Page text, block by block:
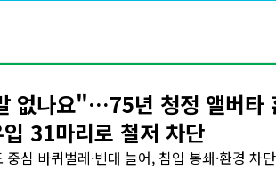
없나요"…75년 청정 앨버타
31마리로 철저 차단
중심 바퀴벌레·빈대 늘어, 침입 봉쇄·환경 차